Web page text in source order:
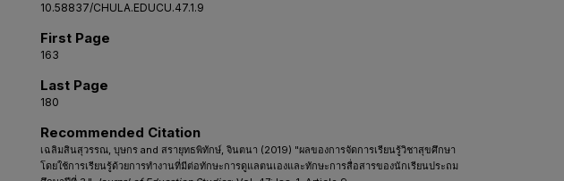
10.58837/CHULA.EDUCU.47.1.9
First Page
163
Last Page
180
Recommended Citation
เฉลิมสินสุวรรณ, บุษกร and สรายุทธพิทักษ์, จินตนา (2019) "ผลของการจัดการเรียนรู้วิชาสุขศึกษา
โดยใช้การเรียนรู้ด้วยการทำงานที่มีต่อทักษะการดูแลตนเองและทักษะการสื่อสารของนักเรียนประถม